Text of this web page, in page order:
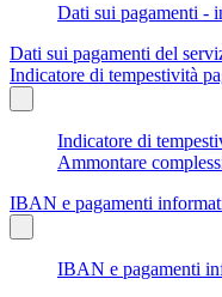
Dati sui pagamenti -
Dati sui pagamenti del
Indicatore di tempestività
Indicatore di
Ammontare
IBAN e pagamenti
IBAN e pagamenti